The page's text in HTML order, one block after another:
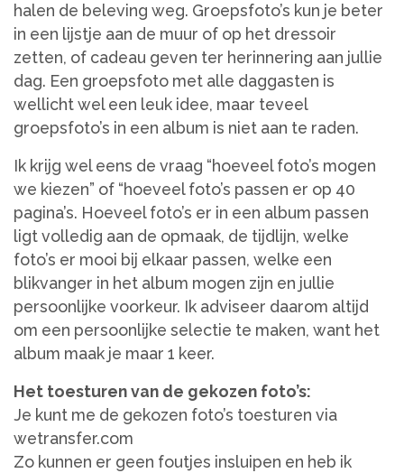
halen de beleving weg. Groepsfoto’s kun je beter
in een lijstje aan de muur of op het dressoir
zetten, of cadeau geven ter herinnering aan jullie
dag. Een groepsfoto met alle daggasten is
wellicht wel een leuk idee, maar teveel
groepsfoto’s in een album is niet aan te raden.
Ik krijg wel eens de vraag “hoeveel foto’s mogen
we kiezen” of “hoeveel foto’s passen er op 40
pagina’s. Hoeveel foto’s er in een album passen
ligt volledig aan de opmaak, de tijdlijn, welke
foto’s er mooi bij elkaar passen, welke een
blikvanger in het album mogen zijn en jullie
persoonlijke voorkeur. Ik adviseer daarom altijd
om een persoonlijke selectie te maken, want het
album maak je maar 1 keer.
Het toesturen van de gekozen foto’s:
Je kunt me de gekozen foto’s toesturen via
wetransfer.com
Zo kunnen er geen foutjes insluipen en heb ik